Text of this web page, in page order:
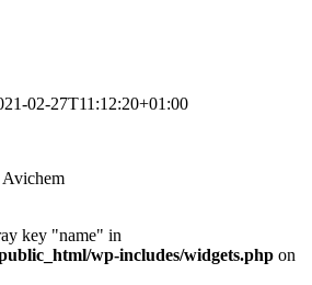
02-27T11:12:20+01:00
key "name" in
wp-includes/widgets.php on